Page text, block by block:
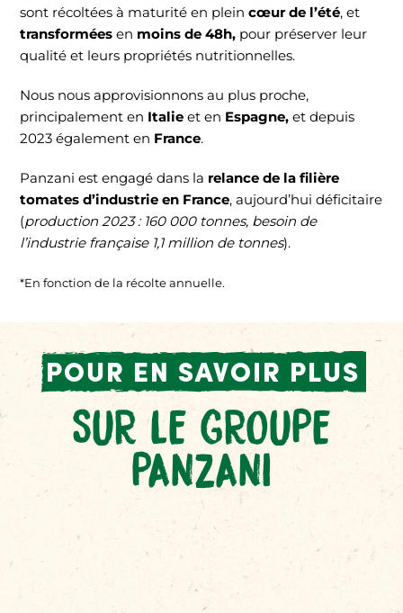
sont récoltées à maturité en pleincœur de l’été, et
transformées en moins de 48h, pour préserver leur
qualité et leurs propriétés nutritionnelles.
Nous nous approvisionnons au plus proche,
principalement en Italie et en Espagne, et depuis
2023 également en France.
Panzani est engagé dans la relance de la filière
tomates d’industrie en France, aujourd’hui déficitaire
(production 2023 : 160 000 tonnes, besoin de
l’industrie française 1,1 million de tonnes).
*En fonction de la récolte annuelle.
POUR EN SAVOIR PLUS
SUR LE GROUPE
PANZANI